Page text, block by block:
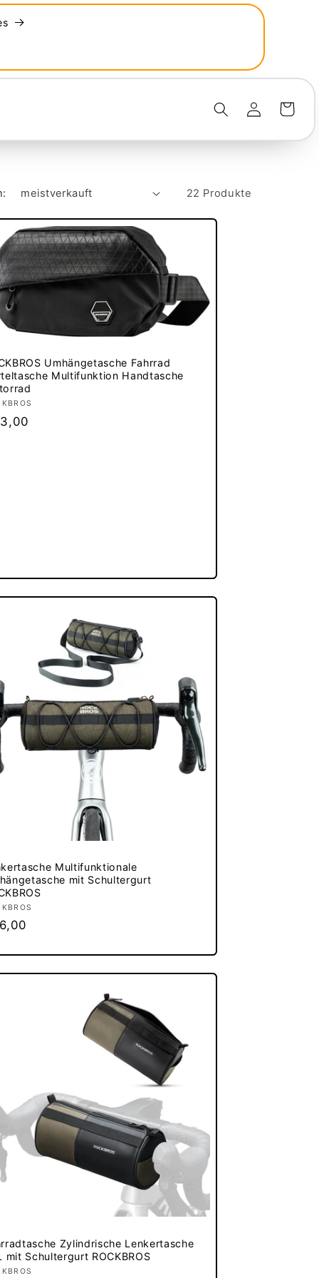
EinloggenWarenkorb
22 Produkte
Umhängetasche Fahrrad
Multifunktion Handtasche
Multifunktionale
mit Schultergurt
Zylindrische Lenkertasche
mit Schultergurt ROCKBROS